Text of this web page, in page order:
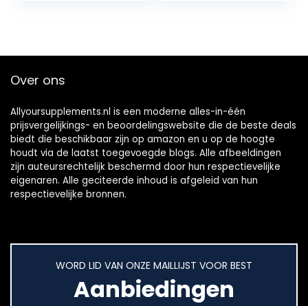
Over ons
Allyoursupplements.nl is een moderne alles-in-één
prijsvergelijkings- en beoordelingswebsite die de beste deals
biedt die beschikbaar zijn op amazon en u op de hoogte
houdt via de laatst toegevoegde blogs. Alle afbeeldingen
zijn auteursrechtelijk beschermd door hun respectievelijke
eigenaren. Alle geciteerde inhoud is afgeleid van hun
respectievelijke bronnen.
WORD LID VAN ONZE MAILLIJST VOOR BEST
Aanbiedingen